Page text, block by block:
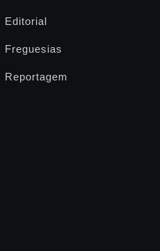
Editorial
Freguesias
Reportagem